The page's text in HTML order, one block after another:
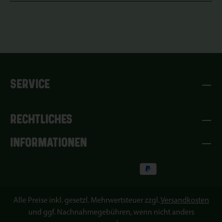
SERVICE
RECHTLICHES
INFORMATIONEN
Alle Preise inkl. gesetzl. Mehrwertsteuer zzgl. Versandkosten
und ggf. Nachnahmegebühren, wenn nicht anders